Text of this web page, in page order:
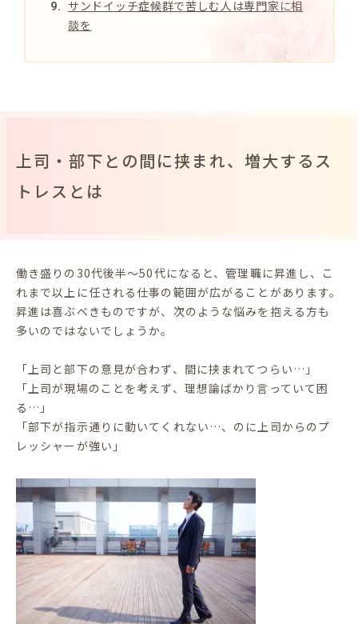
サンドイッチ症候群で苦しむ人は専門家に相
談を
上司・部下との間に挟まれ、増大するス
トレスとは
働き盛りの30代後半～50代になると、管理職に昇進し、こ
れまで以上に任される仕事の範囲が広がることがあります。
昇進は喜ぶべきものですが、次のような悩みを抱える方も
多いのではないでしょうか。
「上司と部下の意見が合わず、間に挟まれてつらい…」
「上司が現場のことを考えず、理想論ばかり言っていて困
る…」
「部下が指示通りに動いてくれない…、のに上司からのプ
レッシャーが強い」